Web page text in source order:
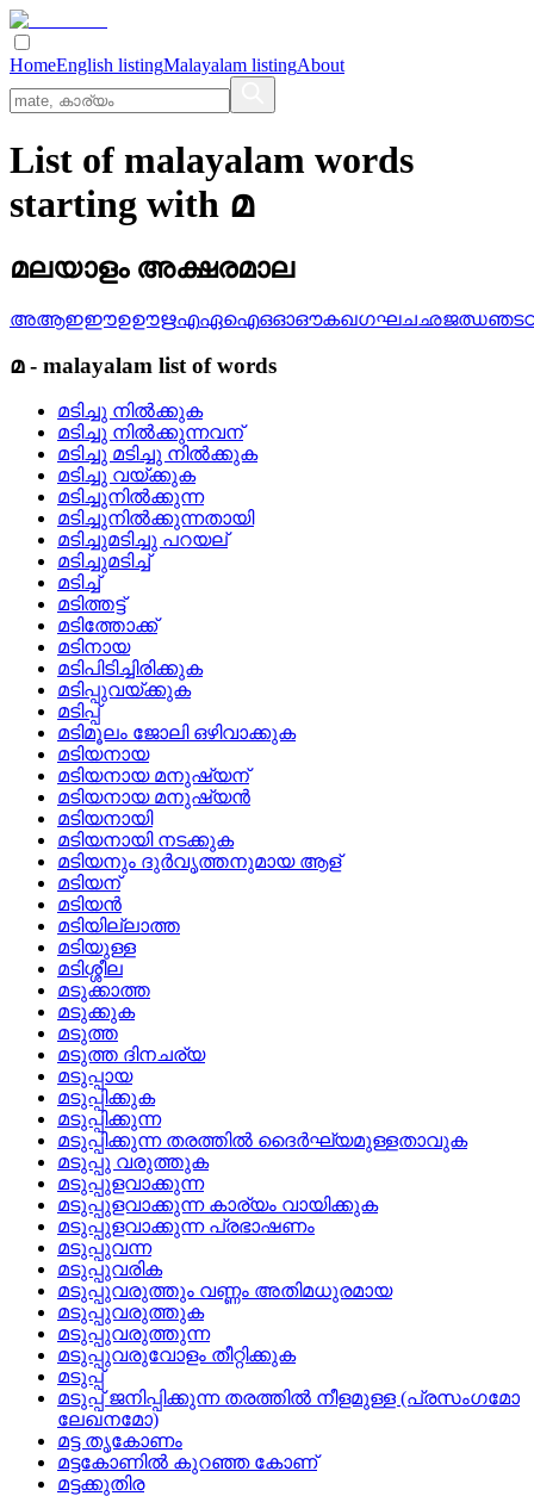
HomeEnglish listingMalayalam listingAbout
List of malayalam words
starting with മ
മലയാളം അക്ഷരമാല
അആഇഈഉഊഋഎഏഐഒഓഔകഖഗഘചഛജഝഞട
മ- malayalam list of words
മടിച്ചു നില്‍ക്കുക
മടിച്ചു നില്‍ക്കുന്നവന്
മടിച്ചു മടിച്ചു നില്‍ക്കുക
മടിച്ചു വയ്ക്കുക
മടിച്ചുനില്‍ക്കുന്ന
മടിച്ചുനില്‍ക്കുന്നതായി
മടിച്ചുമടിച്ചു പറയല്
മടിച്ചുമടിച്ച്
മടിച്ച്
മടിത്തട്ട്
മടിത്തോക്ക്
മടിനായ
മടിപിടിച്ചിരിക്കുക
മടിപ്പുവയ്‌ക്കുക
മടിപ്പ്
മടിമൂലം ജോലി ഒഴിവാക്കുക
മടിയനായ
മടിയനായ മനുഷ്യന്
മടിയനായ മനുഷ്യന്‍
മടിയനായി
മടിയനായി നടക്കുക
മടിയനും ദുര്‍വൃത്തനുമായ ആള്
മടിയന്
മടിയന്‍
മടിയില്ലാത്ത
മടിയുള്ള
മടിശ്ശീല
മടുക്കാത്ത
മടുക്കുക
മടുത്ത
മടുത്ത ദിനചര്യ
മടുപ്പായ
മടുപ്പിക്കുക
മടുപ്പിക്കുന്ന
മടുപ്പിക്കുന്ന തരത്തില്‍ ദൈര്‍ഘ്യമുള്ളതാവുക
മടുപ്പു വരുത്തുക
മടുപ്പുളവാക്കുന്ന
മടുപ്പുളവാക്കുന്ന കാര്യം വായിക്കുക
മടുപ്പുളവാക്കുന്ന പ്രഭാഷണം
മടുപ്പുവന്ന
മടുപ്പുവരിക
മടുപ്പുവരുത്തും വണ്ണം അതിമധുരമായ
മടുപ്പുവരുത്തുക
മടുപ്പുവരുത്തുന്ന
മടുപ്പുവരുവോളം തീറ്റിക്കുക
മടുപ്പ്
മടുപ്പ്‌ ജനിപ്പിക്കുന്ന തരത്തില്‍ നീളമുള്ള (പ്രസംഗമോ
ലേഖനമോ)
മട്ട തൃകോണം
മട്ടകോണില്‍ കുറഞ്ഞ കോണ്
മട്ടക്കുതിര